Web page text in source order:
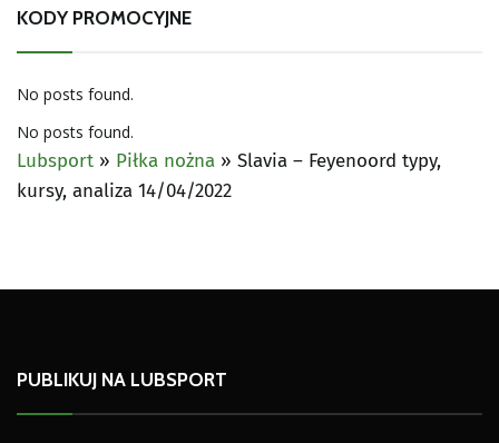
KODY PROMOCYJNE
No posts found.
No posts found.
Lubsport » Piłka nożna » Slavia – Feyenoord typy,
kursy, analiza 14/04/2022
PUBLIKUJ NA LUBSPORT